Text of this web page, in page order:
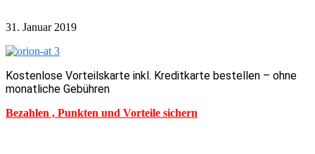
31. Januar 2019
Kostenlose Vorteilskarte inkl. Kreditkarte bestellen – ohne
monatliche Gebühren
Bezahlen , Punkten und Vorteile sichern